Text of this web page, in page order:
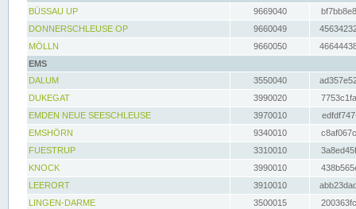
BÜSSAU UP
9669040
DONNERSCHLEUSE OP
9660049
MÖLLN
9660050
EMS
DALUM
3550040
DUKEGAT
3990020
EMDEN NEUE SEESCHLEUSE
3970010
EMSHÖRN
9340010
FUESTRUP
3310010
KNOCK
3990010
LEERORT
3910010
LINGEN-DARME
3500015